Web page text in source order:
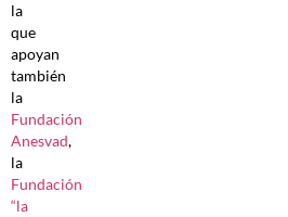
la
que
apoyan
también
la
Fundación
Anesvad,
la
Fundación
“la